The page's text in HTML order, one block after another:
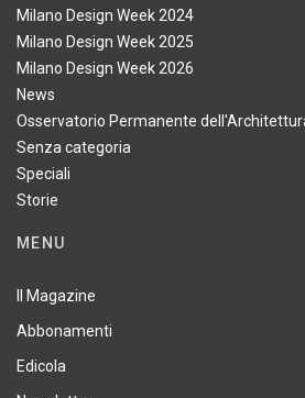
Milano Design Week 2024
Milano Design Week 2025
Milano Design Week 2026
News
Osservatorio Permanente
Senza categoria
Speciali
Storie
MENU
Il Magazine
Abbonamenti
Edicola